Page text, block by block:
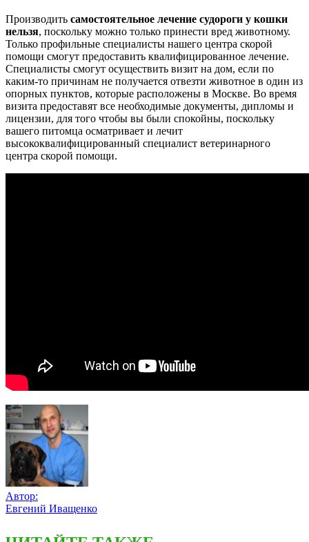
Производить самостоятельное лечение судороги у кошки
нельзя, поскольку можно только принести вред животному.
Только профильные специалисты нашего центра скорой
помощи смогут предоставить квалифицированное лечение.
Специалисты смогут осуществить визит на дом, если по
каким-то причинам не получается отвезти животное в один из
опорных пунктов, которые расположены в Москве. Во время
визита предоставят все необходимые документы, дипломы и
лицензии, для того чтобы вы были спокойны, поскольку
вашего питомца осматривает и лечит
высококвалифицированный специалист ветеринарного
центра скорой помощи.
Автор:
Евгений Иващенко